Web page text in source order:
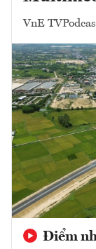
VnE TV
Điểm